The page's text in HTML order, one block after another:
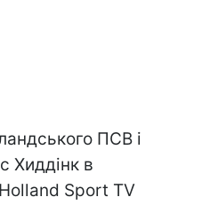
ПСВ і
Хиддінк в
Sport TV